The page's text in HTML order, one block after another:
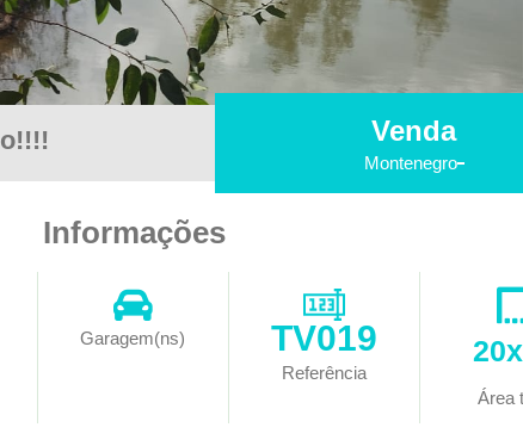
Venda
Montenegro
Informações
Garagem(ns) TV019
Referência
Área